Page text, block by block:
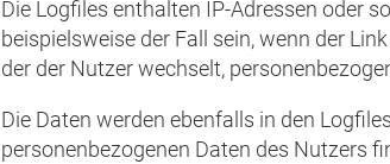
Die Logfiles enthalten IP-Adressen oder
beispielsweise der Fall sein, wenn der
der der Nutzer wechselt,
Die Daten werden ebenfalls in den
personenbezogenen Daten des Nutzers